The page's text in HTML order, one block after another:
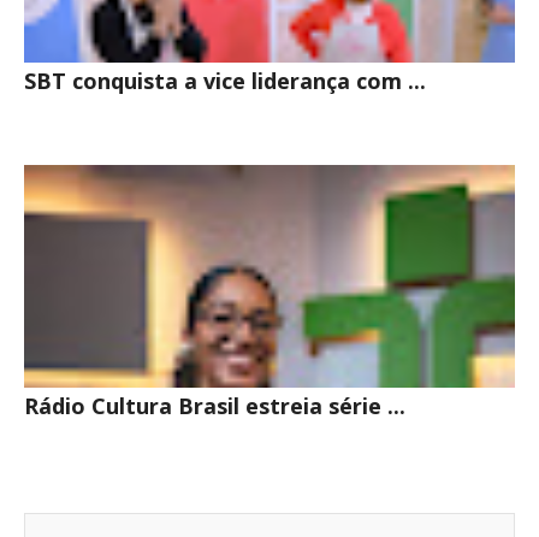
SBT conquista a vice liderança com ...
Rádio Cultura Brasil estreia série ...